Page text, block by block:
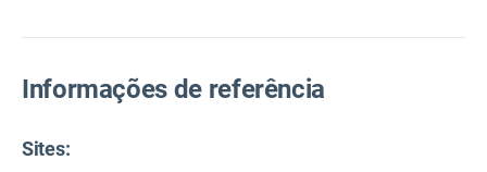
Informações de referência
Sites: